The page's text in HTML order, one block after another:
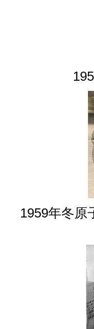
1959年冬原